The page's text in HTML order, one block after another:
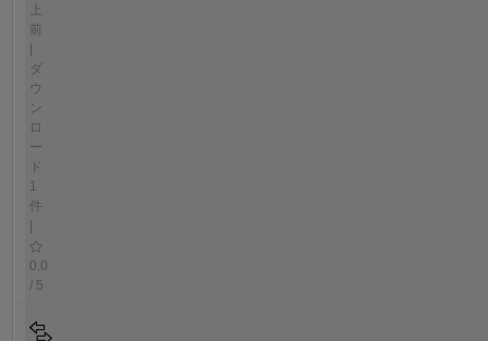
前
|
ダ
ウ
ン
ロ
ー
ド
1
件
|
0.0
/ 5